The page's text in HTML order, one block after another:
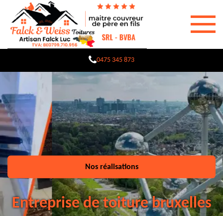
0475 345 873
Nos réalisations
Entreprise de toiture bruxelles